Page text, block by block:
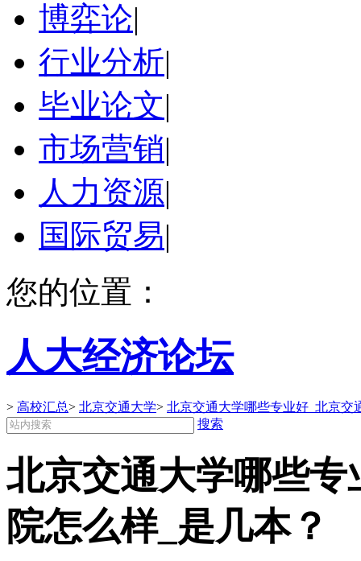
博弈论|
行业分析|
毕业论文|
市场营销|
人力资源|
国际贸易|
您的位置：
人大经济论坛
> 高校汇总> 北京交通大学> 北京交通大学哪些专业好_北京交
搜索
北京交通大学哪些
院怎么样_是几本？